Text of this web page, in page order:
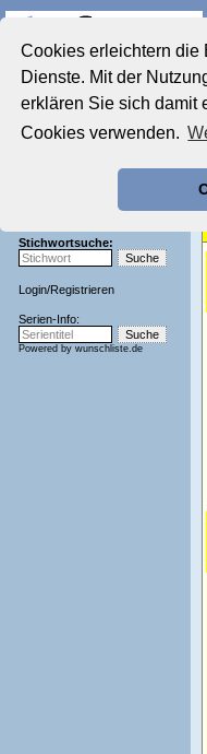
Cookies erleichtern die
Dienste. Mit der
erklären Sie sich damit
Cookies verwenden.
Startseite
Aktuelles Forum
Film-Forum
Zeichentrick-Forum
Stichwortsuche:
Login/Registrieren
Serien-Info:
Powered by wunschliste.de